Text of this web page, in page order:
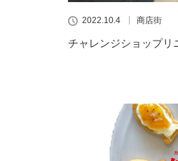
2022.10.4 商店街
チャレンジショップリ